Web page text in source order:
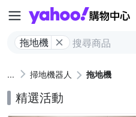
拖地機
掃地機器人 拖地機
精選活動